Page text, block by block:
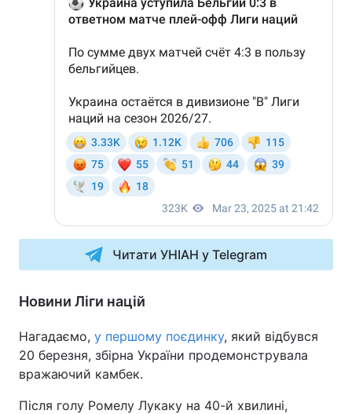
Читати УНІАН у Telegram
Новини Ліги націй
Нагадаємо, у першому поєдинку, який відбувся
20 березня, збірна України продемонструвала
вражаючий камбек.
Після голу Ромелу Лукаку на 40-й хвилині,